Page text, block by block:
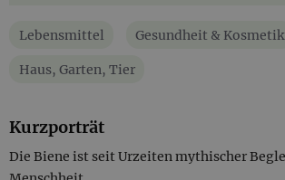
Lebensmittel Gesundheit & Kosmetik
Haus, Garten, Tier
Kurzporträt
Die Biene ist seit Urzeiten mythischer